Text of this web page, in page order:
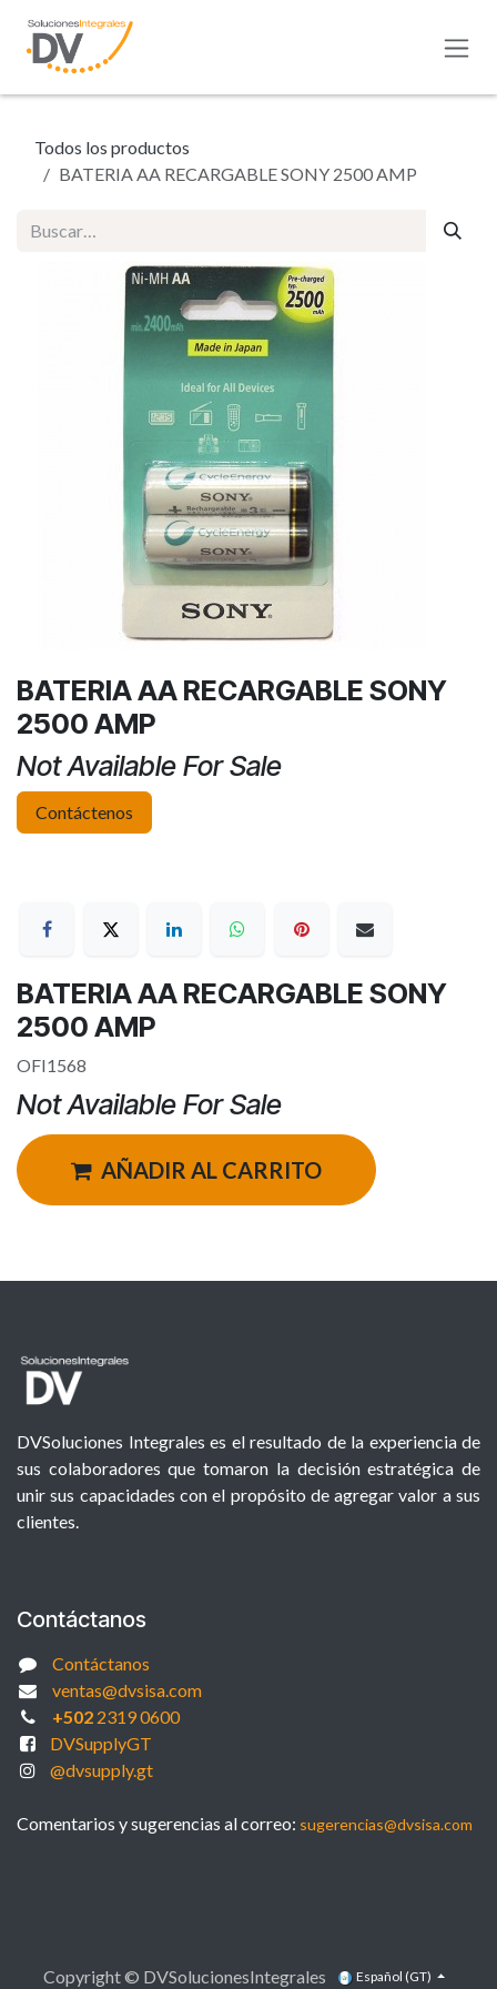
Todos los productos
BATERIA AA RECARGABLE SONY 2500 AMP
BATERIA AA RECARGABLE SONY
2500 AMP
Not Available For Sale
Contáctenos
BATERIA AA RECARGABLE SONY
2500 AMP
OFI1568
Not Available For Sale
AÑADIR AL CARRITO
DVSoluciones Integrales es el resultado de la experiencia de
sus colaboradores que tomaron la decisión estratégica de
unir sus capacidades con el propósito de agregar valor a sus
clientes.
Contáctanos
Contáctanos
ventas@dvsisa.com
+5022319 0600
DVSupplyGT
@dvsupply.gt
Comentarios y sugerencias al correo: sugerencias@dvsisa.com
Copyright © DVSolucionesIntegrales Español (GT)